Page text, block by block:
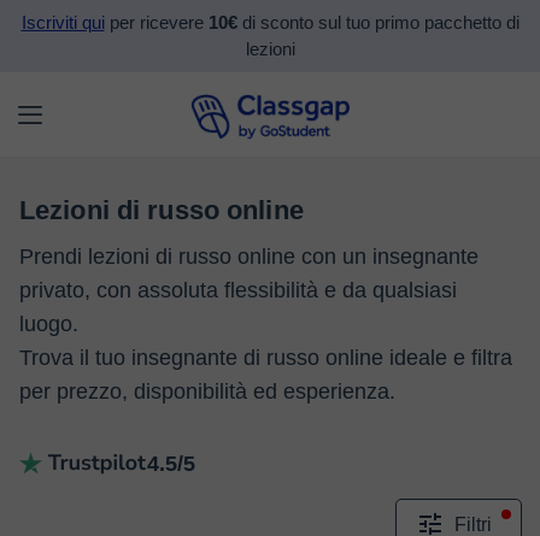
Iscriviti quiper ricevere 10€di sconto sul tuo primo pacchetto di
lezioni
Lezioni di russo online
Prendi lezioni di russo online con un insegnante
privato, con assoluta flessibilità e da qualsiasi
luogo.
Trova il tuo insegnante di russo online ideale e filtra
per prezzo, disponibilità ed esperienza.
4.5/5
Filtri